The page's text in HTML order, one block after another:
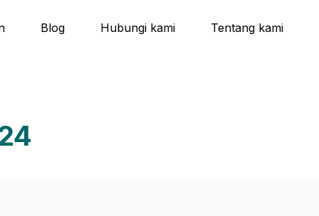
Blog Hubungi kami Tentang kami